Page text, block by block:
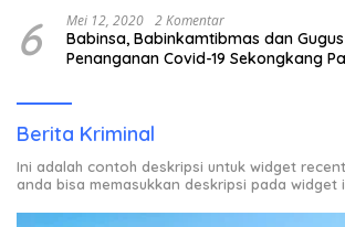
6 Mei 12, 2020 2 Komentar
Babinsa, Babinkamtibmas dan
Penanganan Covid-19 Sekongkang
Berita Kriminal
Ini adalah contoh deskripsi untuk widget
anda bisa memasukkan deskripsi pada widget